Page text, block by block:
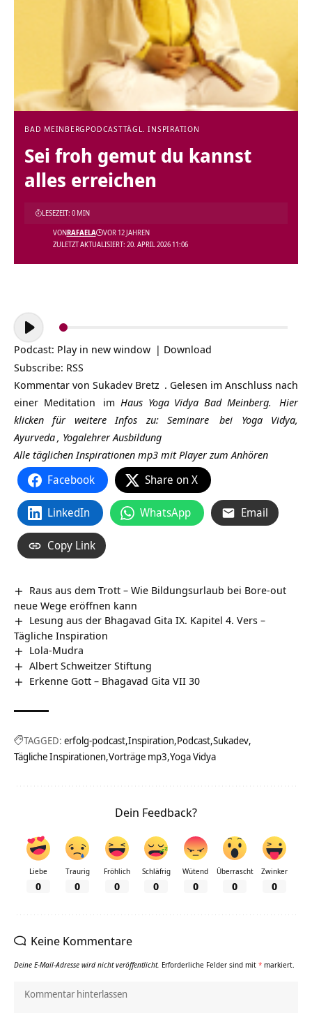
BAD MEINBERG PODCASTTÄGL. INSPIRATION
Sei froh gemut du kannst
alles erreichen
ZULETZT AKTUALISIERT: 20. APRIL 2026 11:06
VONRAFAELA VOR 12 JAHREN
LESEZEIT: 0 MIN
Audio-
Player
Podcast: Play in new window | Download
Subscribe: RSS
Kommentar von Sukadev Bretz . Gelesen im Anschluss nach
einer Meditation im Haus Yoga Vidya Bad Meinberg.
Hier
klicken für weitere Infos zu: Seminare
bei Yoga Vidya,
Ayurveda, Yogalehrer Ausbildung
Alle täglichen Inspirationen mp3 mit Player zum Anhören
Facebook Share on X
LinkedIn WhatsApp Email
Copy Link
Raus aus dem Trott – Wie Bildungsurlaub bei Bore-out
neue Wege eröffnen kann
Lesung aus der Bhagavad Gita IX. Kapitel 4. Vers –
Tägliche Inspiration
Lola-Mudra
Albert Schweitzer Stiftung
Erkenne Gott – Bhagavad Gita VII 30
TAGGED: erfolg-podcast Inspiration Podcast Sukadev
Tägliche Inspirationen Vorträge mp3 Yoga Vidya
Dein Feedback?
Liebe
0
Traurig
0
Fröhlich
0
Schläfrig
0
Wütend
0
Überrascht
0
Zwinker
0
Keine Kommentare
Deine E-Mail-Adresse wird nicht veröffentlicht. Erforderliche Felder sind mit * markiert.